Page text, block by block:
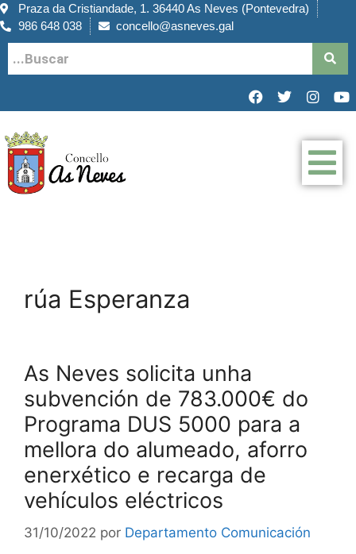
Praza da Cristiandade, 1. 36440 As Neves (Pontevedra)
986 648 038
concello@asneves.gal
rúa Esperanza
As Neves solicita unha
subvención de 783.000€ do
Programa DUS 5000 para a
mellora do alumeado, aforro
enerxético e recarga de
vehículos eléctricos
31/10/2022 por Departamento Comunicación